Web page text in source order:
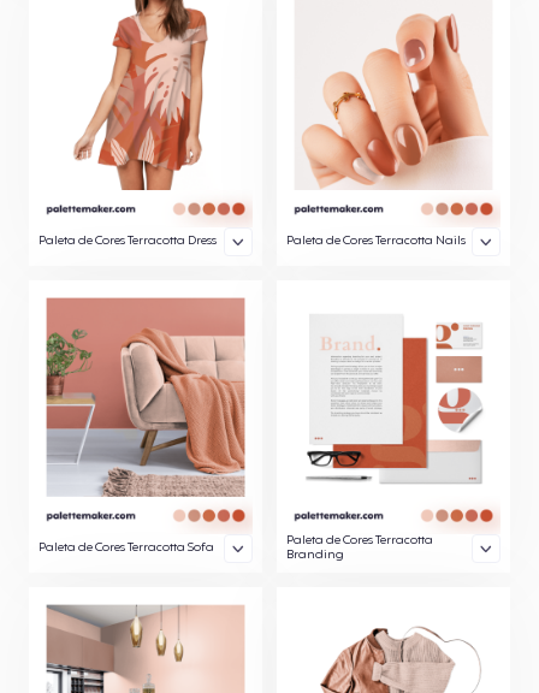
Paleta de Cores Terracotta Dress Paleta de Cores Terracotta Nails
Paleta de Cores Terracotta Sofa
Paleta de Cores Terracotta
Branding